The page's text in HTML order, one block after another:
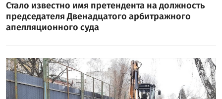
Стало известно имя претендента на должность
председателя Двенадцатого арбитражного
апелляционного суда